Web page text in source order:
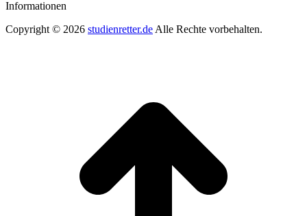
Informationen
Copyright © 2026 studienretter.de Alle Rechte vorbehalten.